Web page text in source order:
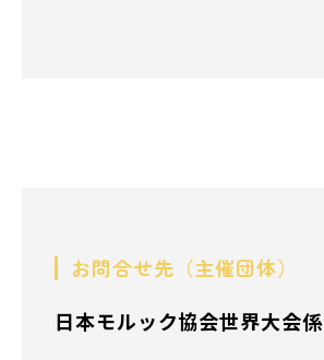
お問合せ先（主催団体）
日本モルック協会世界大会係